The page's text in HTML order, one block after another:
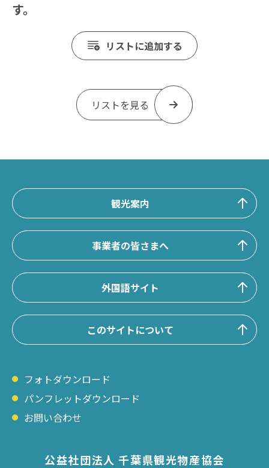
す。
リストに追加する
リストを見る
観光案内
事業者の皆さまへ
外国語サイト
このサイトについて
フォトダウンロード
パンフレットダウンロード
お問い合わせ
公益社団法人 千葉県観光物産協会